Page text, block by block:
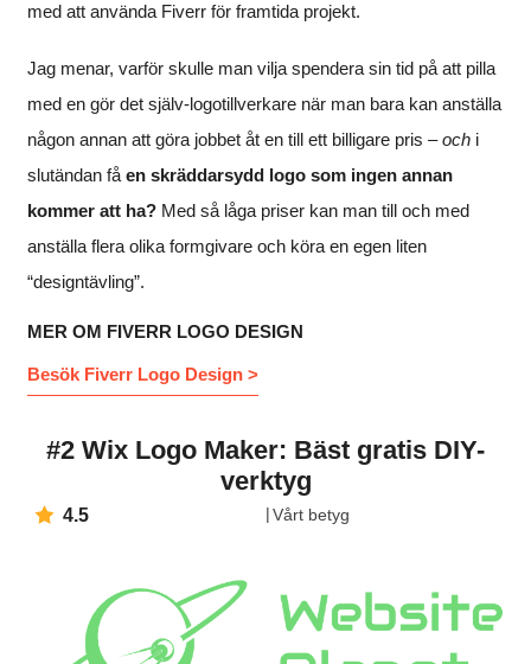
med att använda Fiverr för framtida projekt.
Jag menar, varför skulle man vilja spendera sin tid på att pilla
med en gör det själv-logotillverkare när man bara kan anställa
någon annan att göra jobbet åt en till ett billigare pris –och i
slutändan fåen skräddarsydd logo som ingen annan
kommer att ha? Med så låga priser kan man till och med
anställa flera olika formgivare och köra en egen liten
“designtävling”.
MER OM FIVERR LOGO DESIGN
Besök Fiverr Logo Design >
#2 Wix Logo Maker: Bäst gratis DIY-
verktyg
4.5 Vårt betyg